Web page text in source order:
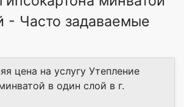
- Часто задаваемые
цена на услугу Утепление
в один слой в г.